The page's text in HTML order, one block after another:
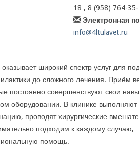
18 , 8 (958) 764-35-
Электронная
info@4ltulavet.ru
широкий спектр услуг для
до сложного лечения. Приём
постоянно совершенствуют свои
оборудовании. В клинике выполняют
проводят хирургические
подходим к каждому случаю,
помощь.